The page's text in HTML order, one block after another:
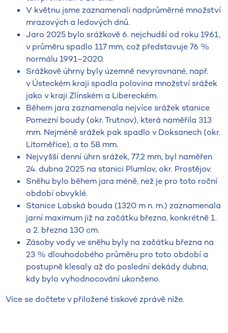
V květnu jsme zaznamenali nadprůměrné množství
mrazových a ledových dnů.
Jaro 2025 bylo srážkově 6. nejchudší od roku 1961,
v průměru spadlo 117 mm, což představuje 76 %
normálu 1991–2020.
Srážkově úhrny byly územně nevyrovnané, např.
v Ústeckém kraji spadla polovina množství srážek
jako v kraji Zlínském a Libereckém.
Během jara zaznamenala nejvíce srážek stanice
Pomezní boudy (okr. Trutnov), která naměřila 313
mm. Nejméně srážek pak spadlo v Doksanech (okr.
Litoměřice), a to 58 mm.
Nejvyšší denní úhrn srážek, 77,2 mm, byl naměřen
24. dubna 2025 na stanici Plumlov, okr. Prostějov.
Sněhu bylo během jara méně, než je pro toto roční
období obvyklé.
Stanice Labská bouda (1320 m n. m.) zaznamenala
jarní maximum již na začátku března, konkrétně 1.
a 2. března 130 cm.
Zásoby vody ve sněhu byly na začátku března na
23 % dlouhodobého průměru pro toto období a
postupně klesaly až do poslední dekády dubna,
kdy bylo vyhodnocování ukončeno.
Více se dočtete v přiložené tiskové zprávě níže.